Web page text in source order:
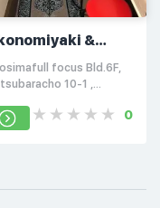
&
focus Bld.6F,
10-1 ,
0